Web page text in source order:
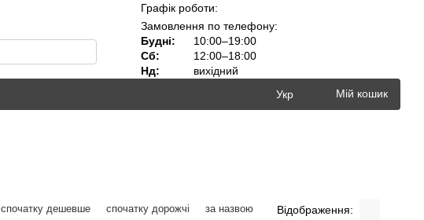
Графік роботи:
Замовлення по телефону:
Будні:
10:00–19:00
Сб:
12:00–18:00
Нд:
вихідний
Укр Мій кошик
спочатку дешевше спочатку дорожчі за назвою Відображення: